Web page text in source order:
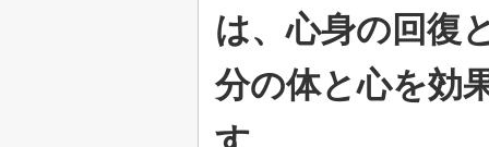
は、心身の回復
分の体と心を効